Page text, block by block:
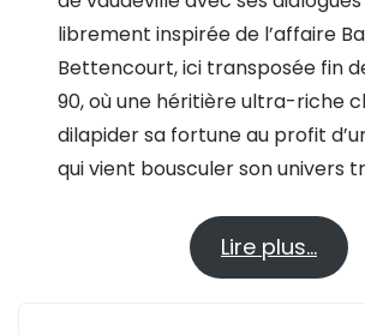
librement inspirée de l’affaire
Bettencourt, ici transposée fin
90, où une héritière ultra-riche
dilapider sa fortune au profit
qui vient bousculer son univers
Lire plus…